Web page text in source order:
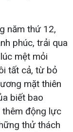
năm thứ 12,
phúc, trải qua
mệt mỏi
tất cả, từ bỏ
mặt thiên
biết bao
thêm động lực
thử thách